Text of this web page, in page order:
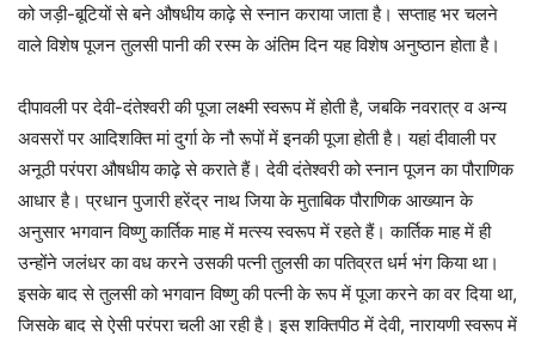
को जड़ी-बूटियों से बने औषधीय काढ़े से स्नान कराया जाता है। सप्ताह भर चलने
वाले विशेष पूजन तुलसी पानी की रस्म के अंतिम दिन यह विशेष अनुष्ठान होता है।
दीपावली पर देवी-दंतेश्वरी की पूजा लक्ष्मी स्वरूप में होती है, जबकि नवरात्र व अन्य
अवसरों पर आदिशक्ति मां दुर्गा के नौ रूपों में इनकी पूजा होती है। यहां दीवाली पर
अनूठी परंपरा औषधीय काढ़े से कराते हैं। देवी दंतेश्वरी को स्नान पूजन का पौराणिक
आधार है। प्रधान पुजारी हरेंद्र नाथ जिया के मुताबिक पौराणिक आख्यान के
अनुसार भगवान विष्णु कार्तिक माह में मत्स्य स्वरूप में रहते हैं। कार्तिक माह में ही
उन्होंने जलंधर का वध करने उसकी पत्नी तुलसी का पतिव्रत धर्म भंग किया था।
इसके बाद से तुलसी को भगवान विष्णु की पत्नी के रूप में पूजा करने का वर दिया था,
जिसके बाद से ऐसी परंपरा चली आ रही है। इस शक्तिपीठ में देवी, नारायणी स्वरूप में